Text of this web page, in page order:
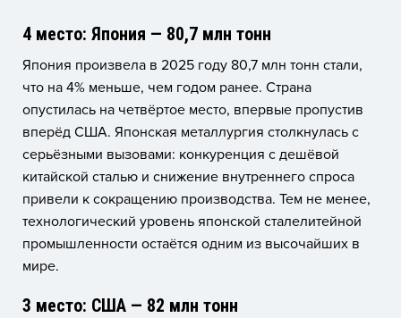
4 место: Япония — 80,7 млн тонн
Япония произвела в 2025 году 80,7 млн тонн стали,
что на 4% меньше, чем годом ранее. Страна
опустилась на четвёртое место, впервые пропустив
вперёд США. Японская металлургия столкнулась с
серьёзными вызовами: конкуренция с дешёвой
китайской сталью и снижение внутреннего спроса
привели к сокращению производства. Тем не менее,
технологический уровень японской сталелитейной
промышленности остаётся одним из высочайших в
мире.
3 место: США — 82 млн тонн